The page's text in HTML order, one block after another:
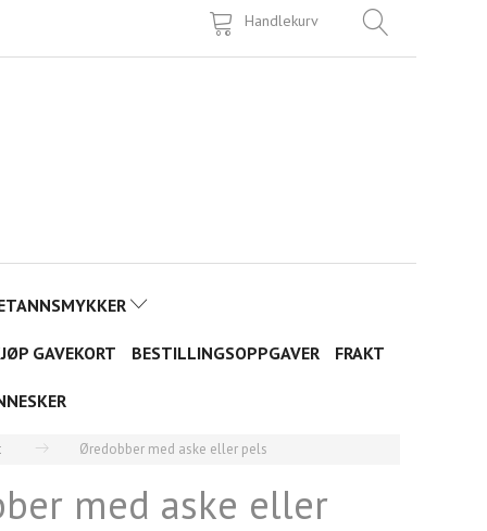
Handlekurv
GAVEKORT BESTILLINGSOPPGAVER FRAKT
Øredobber med aske eller pels
med aske eller